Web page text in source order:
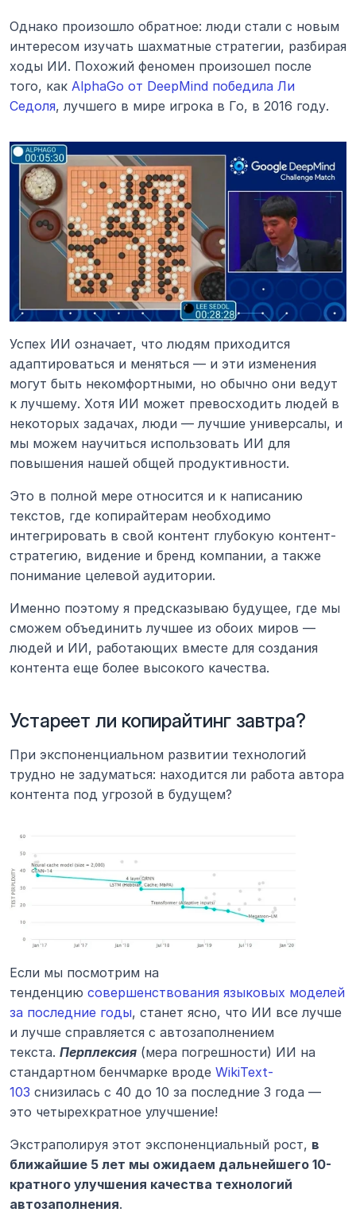
Однако произошло обратное: люди стали с новым
интересом изучать шахматные стратегии, разбирая
ходы ИИ. Похожий феномен произошел после
того, как AlphaGo от DeepMind победила Ли
Седоля, лучшего в мире игрока в Го, в 2016 году.
Успех ИИ означает, что людям приходится
адаптироваться и меняться — и эти изменения
могут быть некомфортными, но обычно они ведут
к лучшему. Хотя ИИ может превосходить людей в
некоторых задачах, люди — лучшие универсалы, и
мы можем научиться использовать ИИ для
повышения нашей общей продуктивности.
Это в полной мере относится и к написанию
текстов, где копирайтерам необходимо
интегрировать в свой контент глубокую контент-
стратегию, видение и бренд компании, а также
понимание целевой аудитории.
Именно поэтому я предсказываю будущее, где мы
сможем объединить лучшее из обоих миров —
людей и ИИ, работающих вместе для создания
контента еще более высокого качества.
Устареет ли копирайтинг завтра?
При экспоненциальном развитии технологий
трудно не задуматься: находится ли работа автора
контента под угрозой в будущем?
Если мы посмотрим на
тенденцию совершенствования языковых моделей
за последние годы, станет ясно, что ИИ все лучше
и лучше справляется с автозаполнением
текста. Перплексия (мера погрешности) ИИ на
стандартном бенчмарке вроде WikiText-
103 снизилась с 40 до 10 за последние 3 года —
это четырехкратное улучшение!
Экстраполируя этот экспоненциальный рост, в
ближайшие 5 лет мы ожидаем дальнейшего 10-
кратного улучшения качества технологий
автозаполнения.